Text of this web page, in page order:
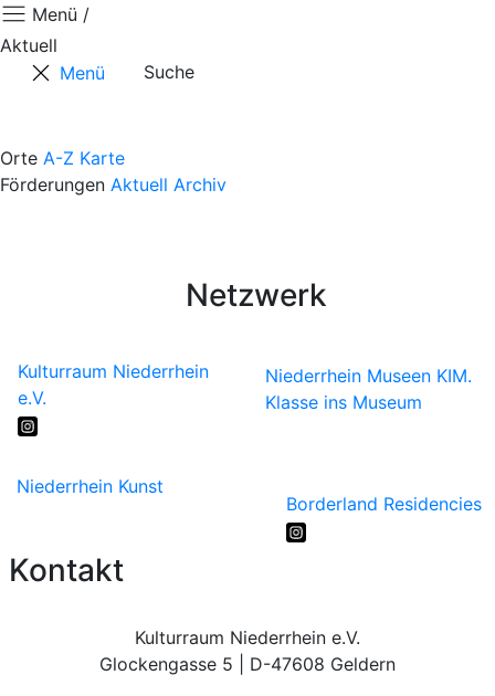
Menü /
Aktuell
Menü
Suche
Orte A-Z Karte
Förderungen Aktuell Archiv
Netzwerk
Kulturraum Niederrhein
e.V.
Niederrhein Museen KIM.
Klasse ins Museum
Niederrhein Kunst
Borderland Residencies
Kontakt
Kulturraum Niederrhein e.V.
Glockengasse 5 | D-47608 Geldern